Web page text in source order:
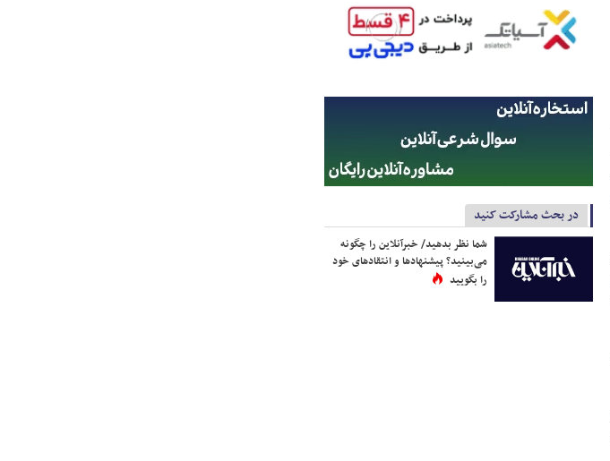
در بحث مشارکت کنید
شما نظر بدهید/ خبرآنلاین را چگونه
می‌بینید؟ پیشنهادها و انتقادهای خود
را بگویید